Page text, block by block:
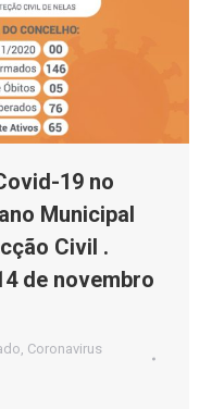
19 no
Municipal
Civil .
de novembro
, Coronavirus